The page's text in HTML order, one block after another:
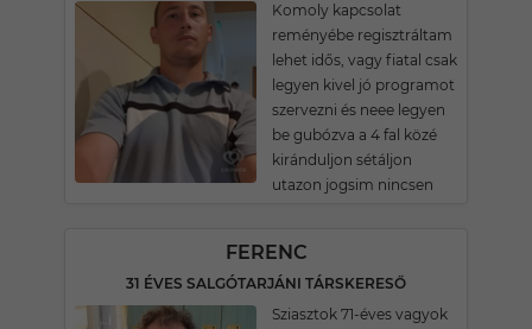
Komoly kapcsolat
reményébe regisztráltam
lehet idős, vagy fiatal csak
legyen kivel jó programot
szervezni és neee legyen
be gubózva a 4 fal közé
kiránduljon sétáljon
utazon jogsim nincsen
FERENC
31 ÉVES SALGÓTARJÁNI TÁRSKERESŐ
Sziasztok 71-éves vagyok